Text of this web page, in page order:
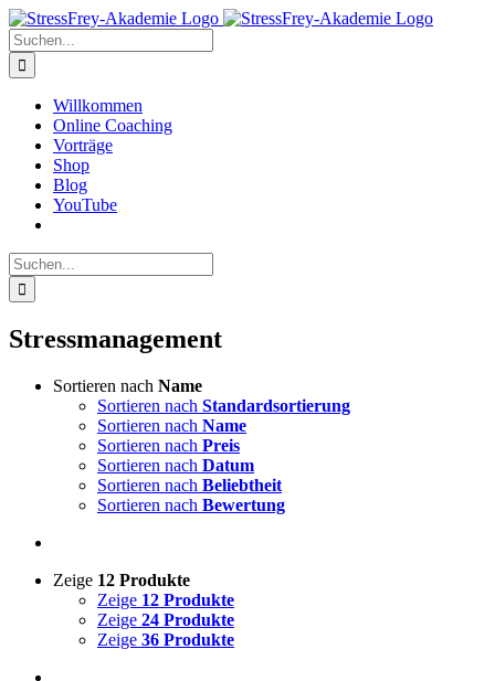
Zum
Inhalt
springen
Suche
nach:
Willkommen
Online Coaching
Vorträge
Shop
Blog
YouTube
Suche
nach:
Stressmanagement
Sortieren nach Name
Sortieren nach Standardsortierung
Sortieren nach Name
Sortieren nach Preis
Sortieren nach Datum
Sortieren nach Beliebtheit
Sortieren nach Bewertung
Zeige 12 Produkte
Zeige 12 Produkte
Zeige 24 Produkte
Zeige 36 Produkte